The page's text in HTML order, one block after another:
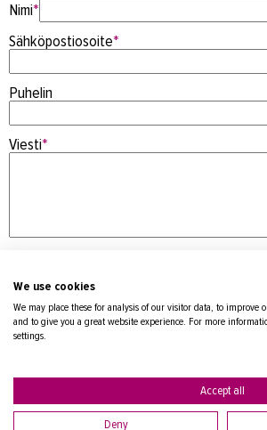
Nimi*
Sähköpostiosoite*
Puhelin
Viesti*
Tietosuojaseloste
We use cookies
We may place these for analysis of our visitor data, to improve
and to give you a great website experience. For more
settings.
Accept all
Deny